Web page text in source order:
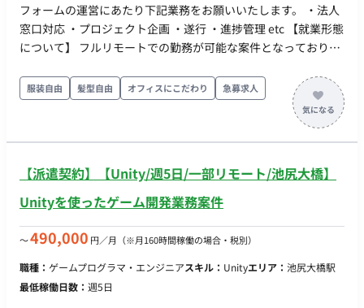
フォームの運営にあたり下記業務をお願いいたします。 ・法人
窓口対応 ・プロジェクト企画 ・遂行 ・進捗管理 etc 【就業形態
について】 フルリモートでの勤務が可能な案件となっておりま
があります。 ◆補足◆ スタートアップ企業にとって大きなチャ
ンスとなる事業共創に焦点を当てた、 プラットフォームを運営
ただくことが出来る案件となっており、 経営者との関わりや新
主な開発環境・ツール ・コミュニケーションツール：Slack
服装自由 髪型自由 オフィスにこだわり 急募求人
【派遣契約】【Unity/週5日/一部リモート/池尻大橋】
Unityを使ったゲーム開発業務案件
〜490,000 円／月 （※月160時間稼働の場合・税別）
職種： ゲームプログラマ・エンジニアスキル： Unityエリア： 池尻大橋駅
最低稼働日数： 週5日